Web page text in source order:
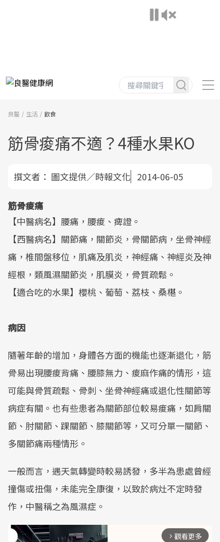
良醫 生活 飲食
筋骨痠痛不適？4種水果KO
撰文者： 圖文提供／時報文化 2014-06-05
筋骨痠痛
【中醫病名】腰痛，腰痠、痺證。
【西醫病名】關節痛，關節炎，骨關節病，坐骨神經
痛，椎間盤移位，肌痛及肌炎，神經痛、神經炎及神
經根，類風濕關節炎，肌膜炎，骨質疏鬆。
【適合吃的水果】櫻桃、葡萄、荔枝、桑椹。
病因
隨著年齡的增加，身體各方面的機能也逐漸退化，筋
骨易出現腰痠背痛、腰膝無力、痠麻作痛的情形，這
可能與骨質疏鬆、骨刺、坐骨神經痛或退化性關節等
病症有關。也有些患者為關節部位較易痠痛，如肩關
節、肘關節、踝關節、膝關節等，又可分單一關節、
多關節痛兩種情形。
一般而言，遇天氣轉變時較易誘發，多半為患處曾經
撞傷或扭傷，未能完全康復，以致於病灶不定時發
作，中醫稱之為風濕症。
arrow_forward_ios 觀看更多